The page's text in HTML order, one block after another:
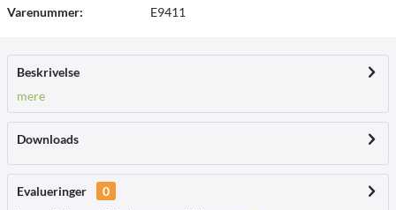
Varenummer: E9411
Beskrivelse
mere
Downloads
Evalueringer
0